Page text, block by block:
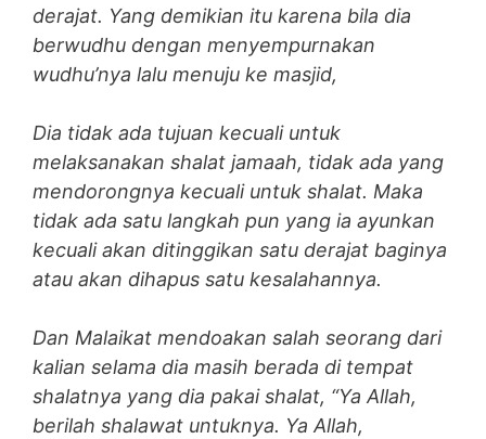
derajat. Yang demikian itu karena bila dia
berwudhu dengan menyempurnakan
wudhu’nya lalu menuju ke masjid,
Dia tidak ada tujuan kecuali untuk
melaksanakan shalat jamaah, tidak ada yang
mendorongnya kecuali untuk shalat. Maka
tidak ada satu langkah pun yang ia ayunkan
kecuali akan ditinggikan satu derajat baginya
atau akan dihapus satu kesalahannya.
Dan Malaikat mendoakan salah seorang dari
kalian selama dia masih berada di tempat
shalatnya yang dia pakai shalat, “Ya Allah,
berilah shalawat untuknya. Ya Allah,